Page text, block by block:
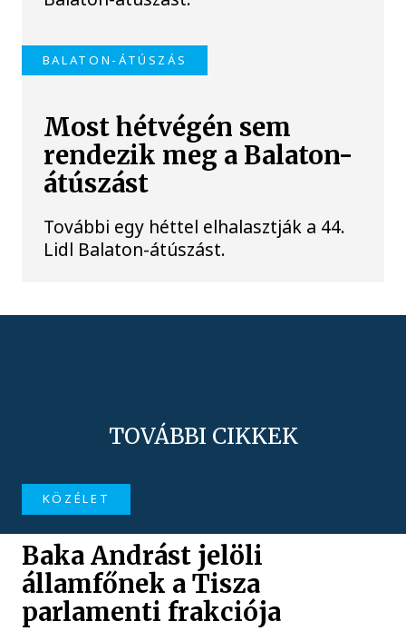
BALATON-ÁTÚSZÁS
Most hétvégén sem
rendezik meg a Balaton-
átúszást
További egy héttel elhalasztják a 44.
Lidl Balaton-átúszást.
TOVÁBBI CIKKEK
KÖZÉLET
Baka Andrást jelöli
államfőnek a Tisza
parlamenti frakciója